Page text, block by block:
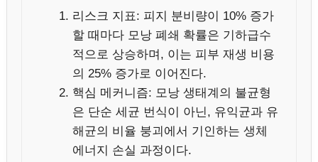
리스크 지표: 피지 분비량이 10% 증가
할 때마다 모낭 폐쇄 확률은 기하급수
적으로 상승하며, 이는 피부 재생 비용
의 25% 증가로 이어진다.
핵심 메커니즘: 모낭 생태계의 불균형
은 단순 세균 번식이 아닌, 유익균과 유
해균의 비율 붕괴에서 기인하는 생체
에너지 손실 과정이다.